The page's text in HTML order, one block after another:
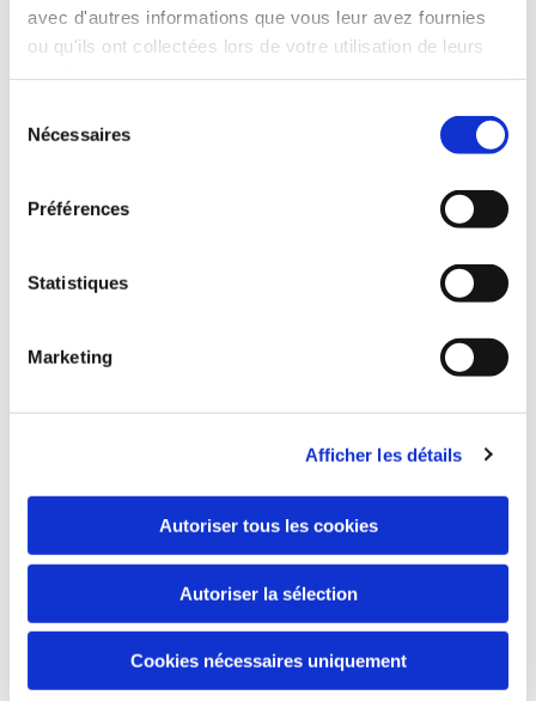
avec d'autres informations que vous leur avez fournies
ou qu'ils ont collectées lors de votre utilisation de leurs
Nécessaires
Préférences
Statistiques
Marketing
Afficher les détails
Autoriser tous les cookies
Autoriser la sélection
Cookies nécessaires uniquement